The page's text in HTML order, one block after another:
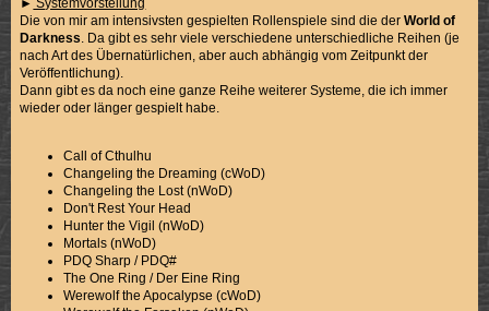
► Systemvorstellung
Die von mir am intensivsten gespielten Rollenspiele sind die derWorld of
Darkness. Da gibt es sehr viele verschiedene unterschiedliche Reihen (je
nach Art des Übernatürlichen, aber auch abhängig vom Zeitpunkt der
Veröffentlichung).
Dann gibt es da noch eine ganze Reihe weiterer Systeme, die ich immer
wieder oder länger gespielt habe.
Call of Cthulhu
Changeling the Dreaming (cWoD)
Changeling the Lost (nWoD)
Don't Rest Your Head
Hunter the Vigil (nWoD)
Mortals (nWoD)
PDQ Sharp / PDQ#
The One Ring / Der Eine Ring
Werewolf the Apocalypse (cWoD)